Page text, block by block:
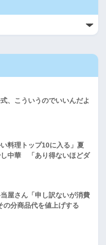
、こういうのでいいんだよ
料理トップ10に入る」夏
中華 「あり得ないほどダ
当屋さん「申し訳ないが消費
の分商品代を値上げする